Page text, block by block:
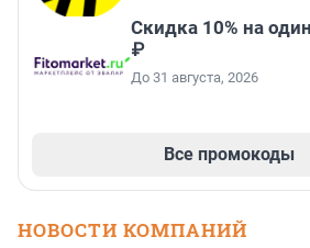
Скидка 10% на
₽
До 31 августа, 2026
Все промокоды
НОВОСТИ КОМПАНИЙ